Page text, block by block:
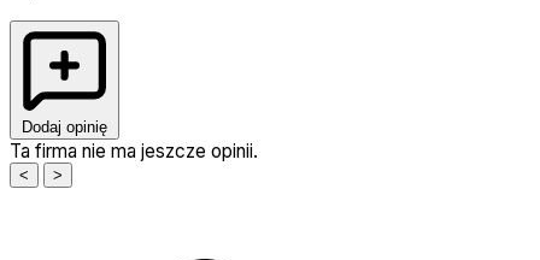
Dodaj opinię
Ta firma nie ma jeszcze opinii.
< >